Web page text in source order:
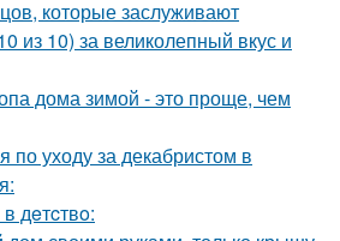
которые заслуживают
из 10) за великолепный вкус и
дома зимой - это проще, чем
по уходу за декабристом в
дeтcтвo: